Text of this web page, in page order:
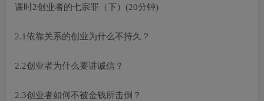
课时2创业者的七宗罪（下）(20分钟)
2.1依靠关系的创业为什么不持久？
2.2创业者为什么要讲诚信？
2.3创业者如何不被金钱所击倒？